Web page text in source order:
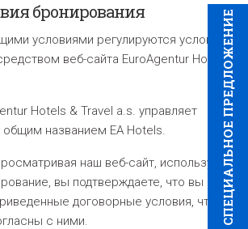
CПЕЦИAЛЬНОЕ ПРЕДЛОЖЕНИЕ
бронирования
условиями регулируются условия
веб-сайта EuroAgentur Hotels
Hotels & Travel a.s. управляет
названием EA Hotels.
наш веб-сайт, используя
вы подтверждаете, что вы
договорные условия, что вы
с ними.